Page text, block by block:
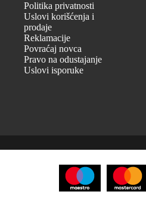
Politika privatnosti
Uslovi korišćenja i
prodaje
Reklamacije
Povraćaj novca
Pravo na odustajanje
Uslovi isporuke